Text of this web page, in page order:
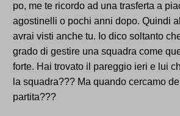
po, me te ricordo ad una trasferta a
agostinelli o pochi anni dopo. Quindi
avrai visti anche tu. Io dico soltanto
grado di gestire una squadra come
forte. Hai trovato il pareggio ieri e lui
la squadra??? Ma quando cercamo
partita???